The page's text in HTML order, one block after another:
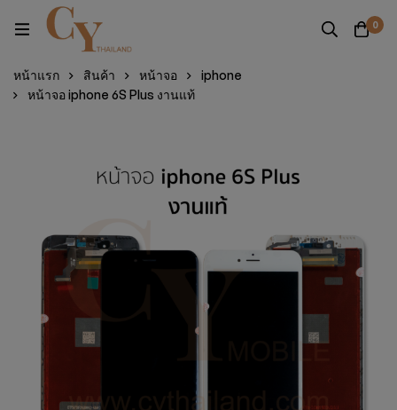
0
หน้าแรก สินค้า หน้าจอ
iphone
หน้าจอ iphone 6S Plus งานแท้